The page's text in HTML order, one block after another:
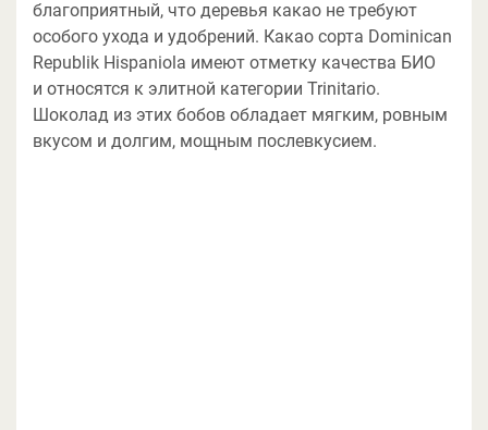
благоприятный, что деревья какао не требуют
особого ухода и удобрений. Какао сорта Dominican
Republik Hispaniola имеют отметку качества БИО
и относятся к элитной категории Trinitario.
Шоколад из этих бобов обладает мягким, ровным
вкусом и долгим, мощным послевкусием.